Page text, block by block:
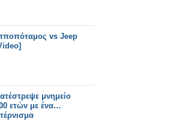
vs Jeep
μνημείο
ετών με ένα…